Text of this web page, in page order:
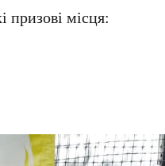
призові місця: